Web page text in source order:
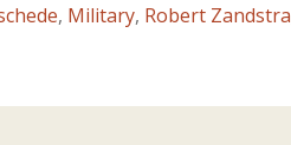
, Military, Robert Zandstra